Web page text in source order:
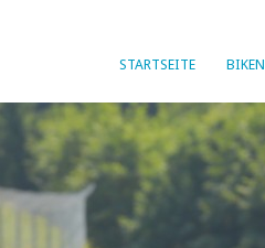
STARTSEITE BIKEN